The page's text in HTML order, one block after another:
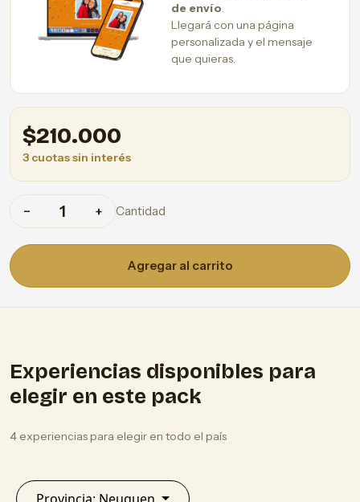
de envío.
Llegará con una página
personalizada y el mensaje
que quieras.
$210.000
3 cuotas sin interés
− + Cantidad
Agregar al carrito
Experiencias disponibles para
elegir en este pack
4 experiencias para elegir en todo el país